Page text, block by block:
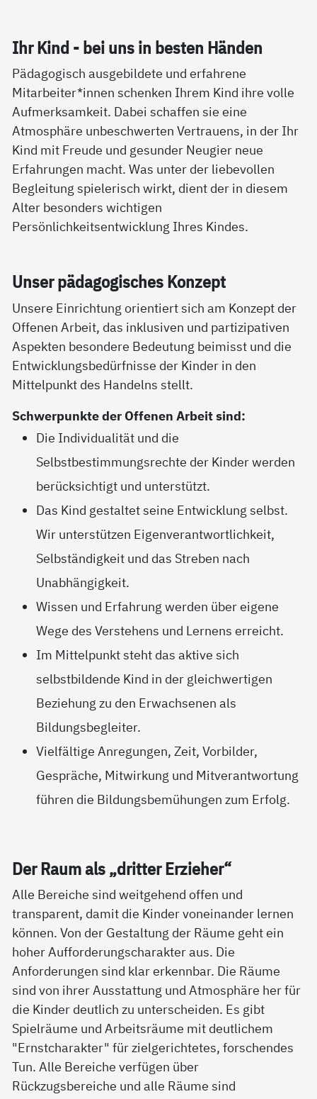
Ihr Kind - bei uns in bes­ten Hän­den
Pädagogisch ausgebildete und erfahrene
Mitarbeiter*innen schenken Ihrem Kind ihre volle
Aufmerksamkeit. Dabei schaffen sie eine
Atmosphäre unbeschwerten Vertrauens, in der Ihr
Kind mit Freude und gesunder Neugier neue
Erfahrungen macht. Was unter der liebevollen
Begleitung spielerisch wirkt, dient der in diesem
Alter besonders wichtigen
Persönlichkeitsentwicklung Ihres Kindes.
Un­ser päda­go­gi­sches Kon­zept
Unsere Einrichtung orientiert sich am Konzept der
Offenen Arbeit, das inklusiven und partizipativen
Aspekten besondere Bedeutung beimisst und die
Entwicklungsbedürfnisse der Kinder in den
Mittelpunkt des Handelns stellt.
Schwerpunkte der Offenen Arbeit sind:
Die Individualität und die
Selbstbestimmungsrechte der Kinder werden
berücksichtigt und unterstützt.
Das Kind gestaltet seine Entwicklung selbst.
Wir unterstützen Eigenverantwortlichkeit,
Selbständigkeit und das Streben nach
Unabhängigkeit.
Wissen und Erfahrung werden über eigene
Wege des Verstehens und Lernens erreicht.
Im Mittelpunkt steht das aktive sich
selbstbildende Kind in der gleichwertigen
Beziehung zu den Erwachsenen als
Bildungsbegleiter.
Vielfältige Anregungen, Zeit, Vorbilder,
Gespräche, Mitwirkung und Mitverantwortung
führen die Bildungsbemühungen zum Erfolg.
Der Raum als „drit­ter Er­zie­her“
Alle Bereiche sind weitgehend offen und
transparent, damit die Kinder voneinander lernen
können. Von der Gestaltung der Räume geht ein
hoher Aufforderungscharakter aus. Die
Anforderungen sind klar erkennbar. Die Räume
sind von ihrer Ausstattung und Atmosphäre her für
die Kinder deutlich zu unterscheiden. Es gibt
Spielräume und Arbeitsräume mit deutlichem
"Ernstcharakter" für zielgerichtetes, forschendes
Tun. Alle Bereiche verfügen über
Rückzugsbereiche und alle Räume sind